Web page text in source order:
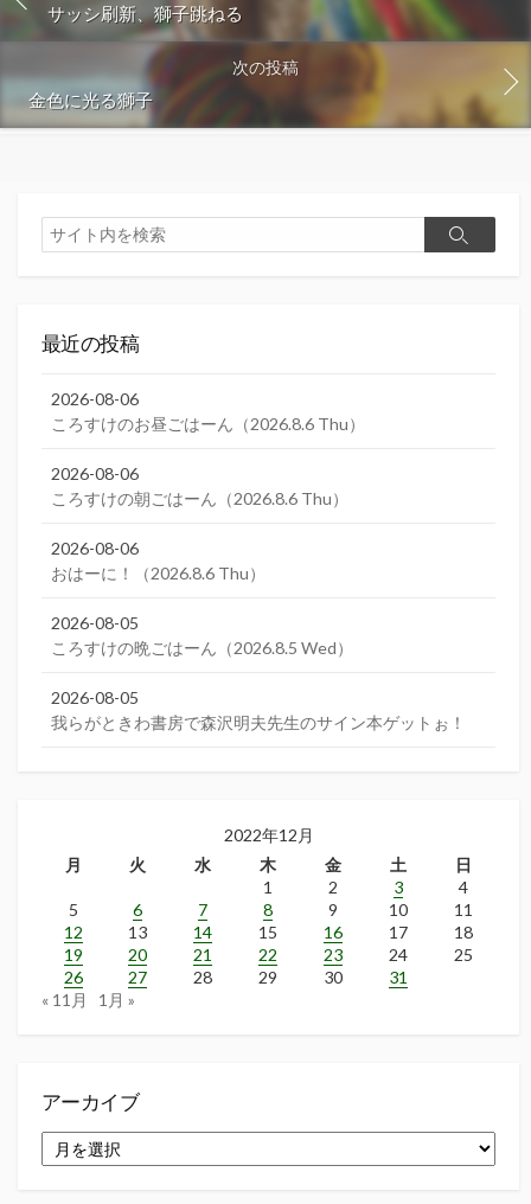
サッシ刷新、獅子跳ねる
次の投稿
金色に光る獅子
検
索
検
最近の投稿
2026-08-06
ころすけのお昼ごはーん（2026.8.6 Thu）
2026-08-06
ころすけの朝ごはーん（2026.8.6 Thu）
2026-08-06
おはーに！（2026.8.6 Thu）
2026-08-05
ころすけの晩ごはーん（2026.8.5 Wed）
2026-08-05
我らがときわ書房で森沢明夫先生のサイン本ゲットぉ！
2022年12月
月
火 水 木 金 土
日
1
2 3
4
5
6 7 8 9 10
11
12
13 14 15 16 17
18
19
20 21 22 23 24
25
26
27 28 29 30
31
« 11月
1月 »
アーカイブ
ー